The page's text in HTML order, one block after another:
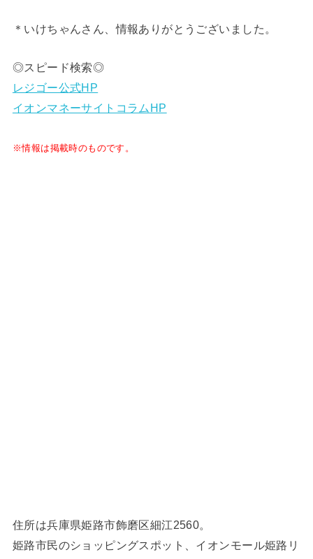
＊いけちゃんさん、情報ありがとうございました。
◎スピード検索◎
レジゴー公式HP
イオンマネーサイトコラムHP
※情報は掲載時のものです。
住所は兵庫県姫路市飾磨区細江2560。
姫路市民のショッピングスポット、イオンモール姫路リ